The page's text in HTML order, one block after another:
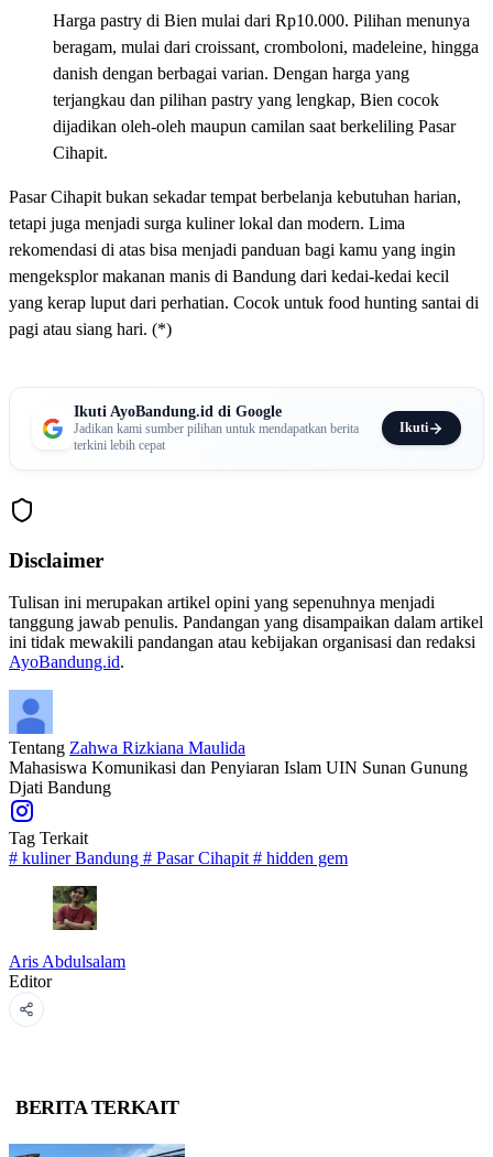
Harga pastry di Bien mulai dari Rp10.000. Pilihan menunya
beragam, mulai dari croissant, cromboloni, madeleine, hingga
danish dengan berbagai varian. Dengan harga yang
terjangkau dan pilihan pastry yang lengkap, Bien cocok
dijadikan oleh-oleh maupun camilan saat berkeliling Pasar
Cihapit.
Pasar Cihapit bukan sekadar tempat berbelanja kebutuhan harian,
tetapi juga menjadi surga kuliner lokal dan modern. Lima
rekomendasi di atas bisa menjadi panduan bagi kamu yang ingin
mengeksplor makanan manis di Bandung dari kedai-kedai kecil
yang kerap luput dari perhatian. Cocok untuk food hunting santai di
pagi atau siang hari. (*)
Ikuti AyoBandung.id di Google
Jadikan kami sumber pilihan untuk mendapatkan berita
terkini lebih cepat
Ikuti
Disclaimer
Tulisan ini merupakan artikel opini yang sepenuhnya menjadi
tanggung jawab penulis. Pandangan yang disampaikan dalam artikel
ini tidak mewakili pandangan atau kebijakan organisasi dan redaksi
AyoBandung.id.
Tentang Zahwa Rizkiana Maulida
Mahasiswa Komunikasi dan Penyiaran Islam UIN Sunan Gunung
Djati Bandung
Tag Terkait
# kuliner Bandung # Pasar Cihapit # hidden gem
Aris Abdulsalam
Editor
BERITA TERKAIT